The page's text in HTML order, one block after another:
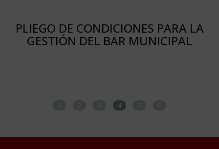
PLIEGO DE CONDICIONES PARA LA
GESTIÓN DEL BAR MUNICIPAL
4